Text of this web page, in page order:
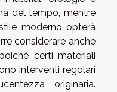
del tempo, mentre
moderno opterà
considerare anche
certi materiali
interventi regolari
originaria.